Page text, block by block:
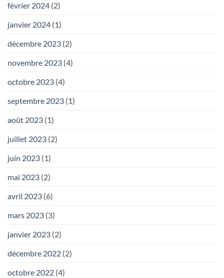
février 2024 (2)
janvier 2024 (1)
décembre 2023 (2)
novembre 2023 (4)
octobre 2023 (4)
septembre 2023 (1)
août 2023 (1)
juillet 2023 (2)
juin 2023 (1)
mai 2023 (2)
avril 2023 (6)
mars 2023 (3)
janvier 2023 (2)
décembre 2022 (2)
octobre 2022 (4)